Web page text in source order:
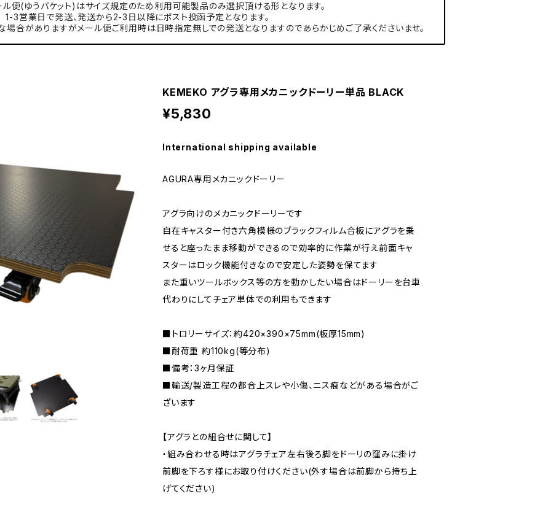
便(ゆうパケット)はサイズ規定のため利用可能製品のみ選択頂ける形となります。
1-3営業日で発送、発送から2-3日以降にポスト投函予定となります。
合がありますがメール便ご利用時は日時指定無しでの発送となりますのであらかじめご了承くださいませ。
KEMEKO アグラ専用メカニックドーリー単品 BLACK
¥5,830
International shipping available
AGURA専用メカニックドーリー
アグラ向けのメカニックドーリーです
自在キャスター付き六角模様のブラックフィルム合板にアグラを乗
せると座ったまま移動ができるので効率的に作業が行え前面キャ
スターはロック機能付きなので安定した姿勢を保てます
また重いツールボックス等の方を動かしたい場合はドーリーを台車
代わりにしてチェア単体での利用もできます
■トロリーサイズ：約420×390×75mm(板厚15mm)
■耐荷重 約110kg(等分布)
■備考：3ヶ月保証
■輸送/製造工程の都合上スレや小傷、ニス痕などがある場合がご
ざいます
【アグラとの組合せに関して】
・組み合わせる時はアグラチェア左右後ろ脚をドーリの窪みに掛け
前脚を下ろす様にお取り付けください(外す場合は前脚から持ち上
げてください)